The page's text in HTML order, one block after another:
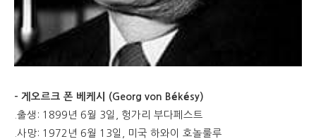
– 게오르크 폰 베케시 (Georg von Békésy)
.출생: 1899년 6월 3일, 헝가리 부다페스트
.사망: 1972년 6월 13일, 미국 하와이 호놀룰루